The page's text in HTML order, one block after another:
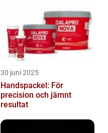
30 juni 2025
Handspackel: För
precision och jämnt
resultat